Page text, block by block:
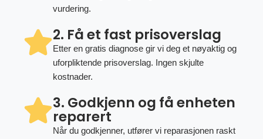
vurdering.
2. Få et fast prisoverslag
Etter en gratis diagnose gir vi deg et nøyaktig og
uforpliktende prisoverslag. Ingen skjulte
kostnader.
3. Godkjenn og få enheten
reparert
Når du godkjenner, utfører vi reparasjonen raskt